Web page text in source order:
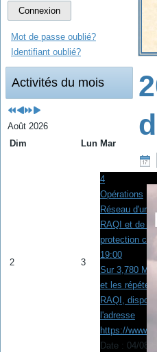
Connexion
Mot de passe oublié?
Identifiant oublié?
Activités du mois
Août 2026
Dim
Lun Mar
2 3
4
Opérations
Réseau
RAQI et de la
protection civile
19:00
Sur 3,780
et les
RAQI,
l'adresse
https://
Date : 04/08/